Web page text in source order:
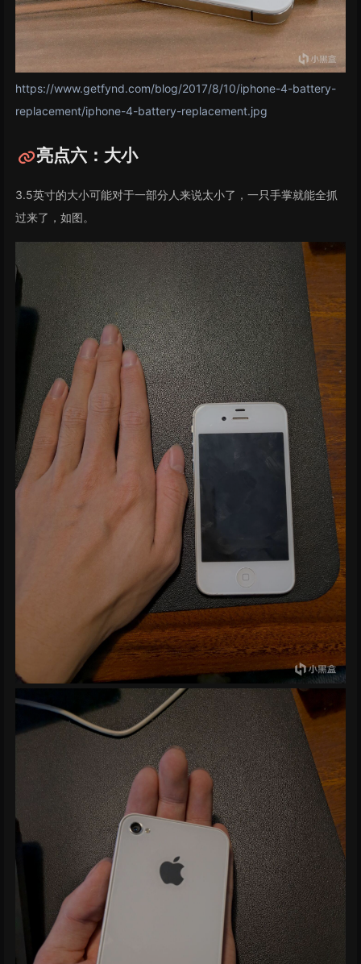
https://www.getfynd.com/blog/2017/8/10/iphone-4-battery-
replacement/iphone-4-battery-replacement.jpg
亮点六：大小
3.5英寸的大小可能对于一部分人来说太小了，一只手掌就能全抓
过来了，如图。